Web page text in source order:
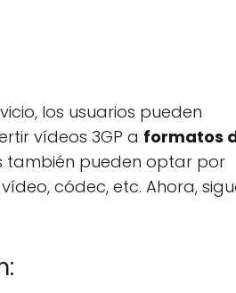
los usuarios pueden
vídeos 3GP a formatos
también pueden optar por
códec, etc. Ahora,